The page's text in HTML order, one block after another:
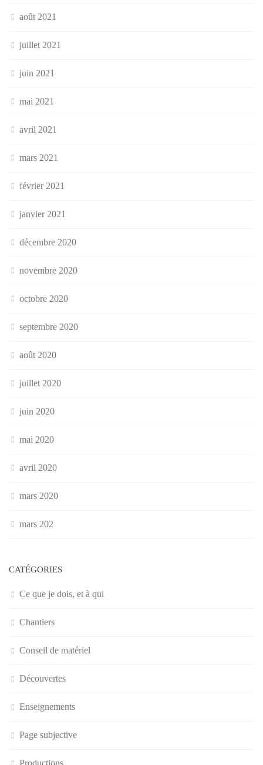
août 2021
juillet 2021
juin 2021
mai 2021
avril 2021
mars 2021
février 2021
janvier 2021
décembre 2020
novembre 2020
octobre 2020
septembre 2020
août 2020
juillet 2020
juin 2020
mai 2020
avril 2020
mars 2020
mars 202
CATÉGORIES
Ce que je dois, et à qui
Chantiers
Conseil de matériel
Découvertes
Enseignements
Page subjective